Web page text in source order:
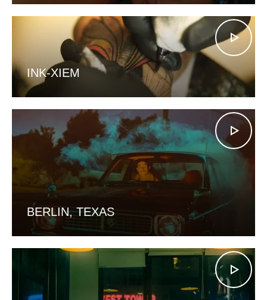
INK-XIEM
BERLIN, TEXAS